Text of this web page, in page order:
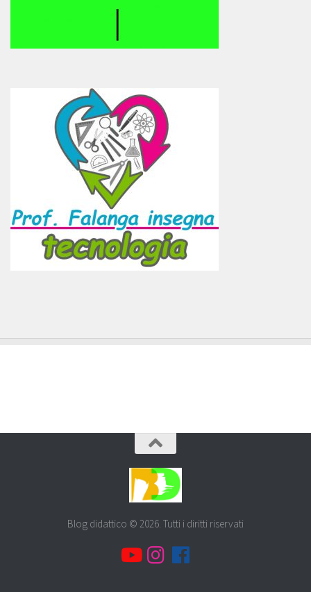
Blog didattico © 2026. Tutti i diritti riservati